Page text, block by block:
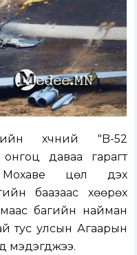
хүчний "B-52
даваа гарагт
цөл дэх
баазаас хөөрөх
багийн найман
тус улсын Агаарын
мэдэгджээ.